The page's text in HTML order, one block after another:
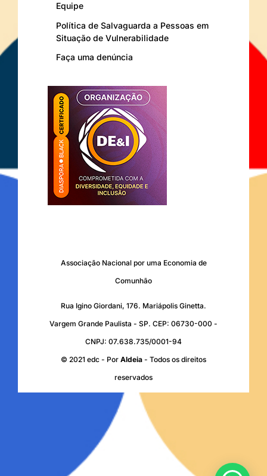
Equipe
Política de Salvaguarda a Pessoas em
Situação de Vulnerabilidade
Faça uma denúncia
Associação Nacional por uma Economia de
Comunhão
Rua Igino Giordani, 176. Mariápolis Ginetta.
Vargem Grande Paulista - SP. CEP: 06730-000 -
CNPJ: 07.638.735/0001-94
© 2021 edc - Por Aldeia - Todos os direitos
reservados